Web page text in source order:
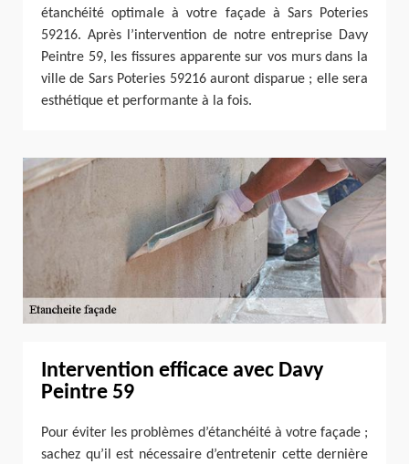
étanchéité optimale à votre façade à Sars Poteries
59216. Après l’intervention de notre entreprise Davy
Peintre 59, les fissures apparente sur vos murs dans la
ville de Sars Poteries 59216 auront disparue ; elle sera
esthétique et performante à la fois.
Intervention efficace avec Davy
Peintre 59
Pour éviter les problèmes d’étanchéité à votre façade ;
sachez qu’il est nécessaire d’entretenir cette dernière